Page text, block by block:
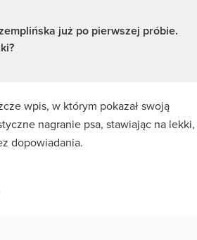
już po pierwszej próbie.
wpis, w którym pokazał swoją
nagranie psa, stawiając na lekki,
dopowiadania.